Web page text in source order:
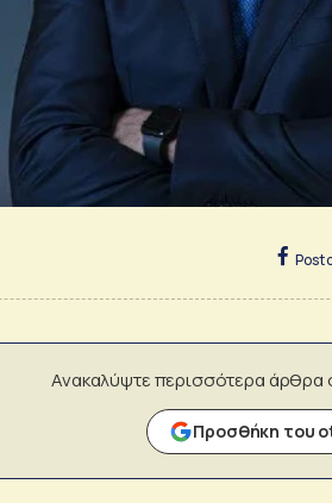
Post
Ανακαλύψτε περισσότερα άρθρα
Προσθήκη του